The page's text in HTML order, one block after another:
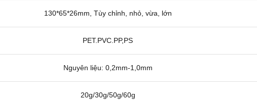
130*65*26mm, Tùy chỉnh, nhỏ, vừa, lớn
PET.PVC.PP,PS
Nguyên liệu: 0,2mm-1,0mm
20g/30g/50g/60g